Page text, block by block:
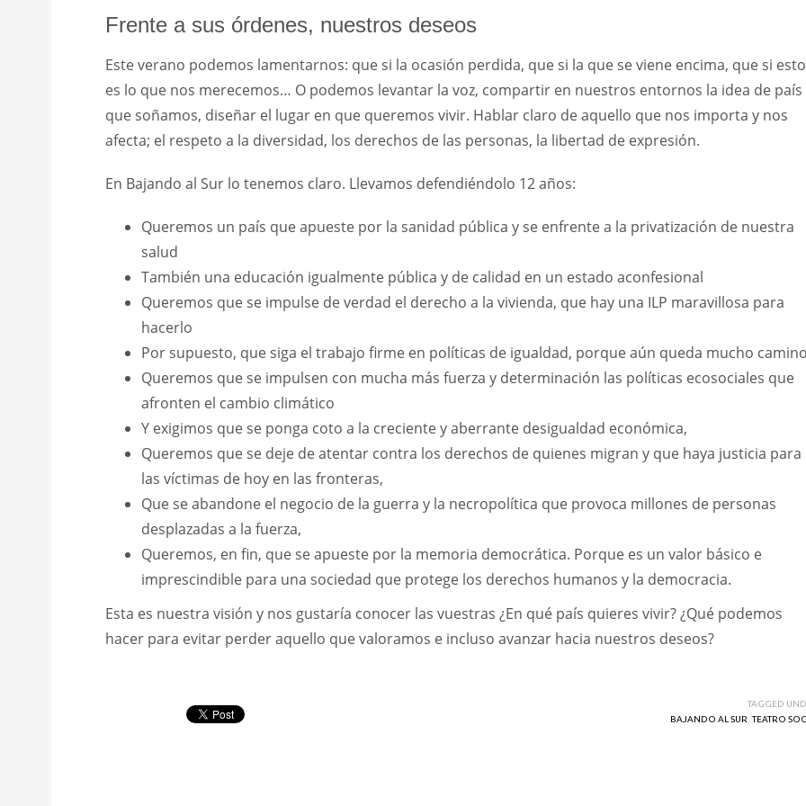
Frente a sus órdenes, nuestros deseos
Este verano podemos lamentarnos: que si la ocasión perdida, que si la que se viene encima, que si esto
es lo que nos merecemos… O podemos levantar la voz, compartir en nuestros entornos la idea de país
que soñamos, diseñar el lugar en que queremos vivir. Hablar claro de aquello que nos importa y nos
afecta; el respeto a la diversidad, los derechos de las personas, la libertad de expresión.
En Bajando al Sur lo tenemos claro. Llevamos defendiéndolo 12 años:
Queremos un país que apueste por la sanidad pública y se enfrente a la privatización de nuestra
salud
También una educación igualmente pública y de calidad en un estado aconfesional
Queremos que se impulse de verdad el derecho a la vivienda, que hay una ILP maravillosa para
hacerlo
Por supuesto, que siga el trabajo firme en políticas de igualdad, porque aún queda mucho
Queremos que se impulsen con mucha más fuerza y determinación las políticas ecosociales que
afronten el cambio climático
Y exigimos que se ponga coto a la creciente y aberrante desigualdad económica,
Queremos que se deje de atentar contra los derechos de quienes migran y que haya justicia para
las víctimas de hoy en las fronteras,
Que se abandone el negocio de la guerra y la necropolítica que provoca millones de personas
desplazadas a la fuerza,
Queremos, en fin, que se apueste por la memoria democrática. Porque es un valor básico e
imprescindible para una sociedad que protege los derechos humanos y la democracia.
Esta es nuestra visión y nos gustaría conocer las vuestras ¿En qué país quieres vivir? ¿Qué podemos
hacer para evitar perder aquello que valoramos e incluso avanzar hacia nuestros deseos?
TAGGED
BAJANDO AL SUR ,TEATRO